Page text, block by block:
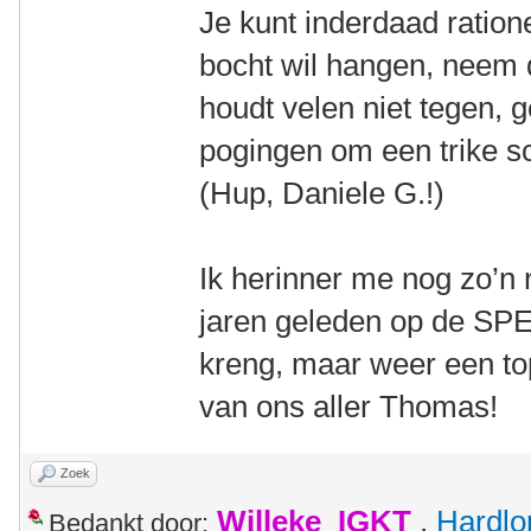
Je kunt inderdaad
bocht wil hangen,
houdt velen niet tegen,
pogingen om een trike
(Hup, Daniele G.!)
Ik herinner me nog
jaren geleden op de
kreng, maar weer een
van ons aller Thomas!
Zoek
Bedankt door: Willeke_IGKT ,